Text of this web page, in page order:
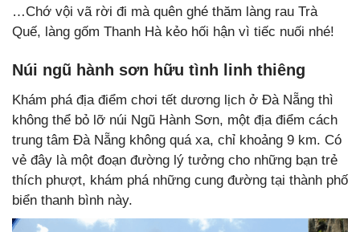
…Chớ vội vã rời đi mà quên ghé thăm làng rau Trà
Quế, làng gốm Thanh Hà kẻo hối hận vì tiếc nuối nhé!
Núi ngũ hành sơn hữu tình linh thiêng
Khám phá địa điểm chơi tết dương lịch ở Đà Nẵng thì
không thể bỏ lỡ núi Ngũ Hành Sơn, một địa điểm cách
trung tâm Đà Nẵng không quá xa, chỉ khoảng 9 km. Có
vẻ đây là một đoạn đường lý tưởng cho những bạn trẻ
thích phượt, khám phá những cung đường tại thành phố
biển thanh bình này.